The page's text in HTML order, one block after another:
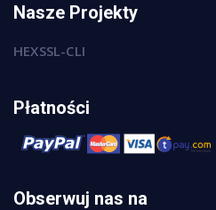
Nasze Projekty
HEXSSL-CLI
Płatności
Obserwuj nas na